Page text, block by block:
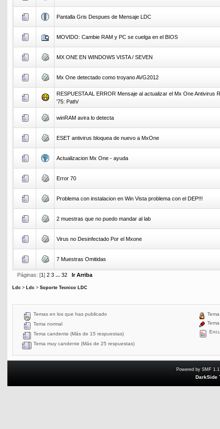
Pantalla Gris Despues de Mensaje LDC
MOVIDO: Cambie RAM y PC se cuelga en el BIOS
MX ONE EN WINDOWS VISTA / SEVEN
Mx One detectado como troyano AVG2012
RESPUESTA AL ERROR Mensaje al actualizar el Mx One Antivirus
'75: Path/
winRAM avira lo detecta
ESET antivirus bloquea de nuevo a MxOne
Actualizacion Mx One - ayuda
Error 70
Problema con instalacion en Win Vista problema con el DEP!!!
2 muestras que no puedo mandar al lab
Virus no Desinfectado Por el Mxone
7 Muestras Omitidas
Páginas: [1] 2 3 ... 32 Ir Arriba
Ldc > Ldc > Soporte Tecnico LDC
Temas en los que has publicado
Tema normal
Tema candente (Más de 15 respuestas)
Tema muy candente (Más de 25 respuestas)
Powered by SMF
DarkSide